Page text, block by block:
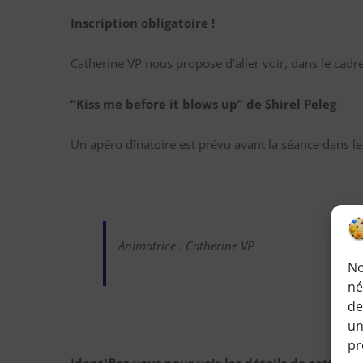
Inscription obligatoire !
Catherine VP nous propose d’aller voir, dans le
“Kiss me before it blows up” de Shirel Peleg
Un apéro dînatoire est prévu avant la séance dans
Animatrice : Catherine VP